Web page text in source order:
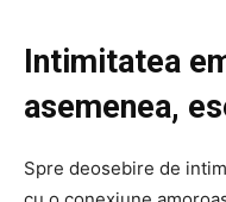
Intimitatea
asemenea,
Spre deosebire de